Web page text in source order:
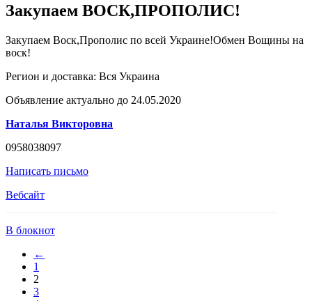
Закупаем ВОСК,ПРОПОЛИС!
Закупаем Воск,Прополис по всей Украине!Обмен Вощины на
воск!
Регион и доставка: Вся Украина
Объявление актуально до 24.05.2020
Наталья Викторовна
0958038097
Написать письмо
Вебсайт
В блокнот
←
1
2
3